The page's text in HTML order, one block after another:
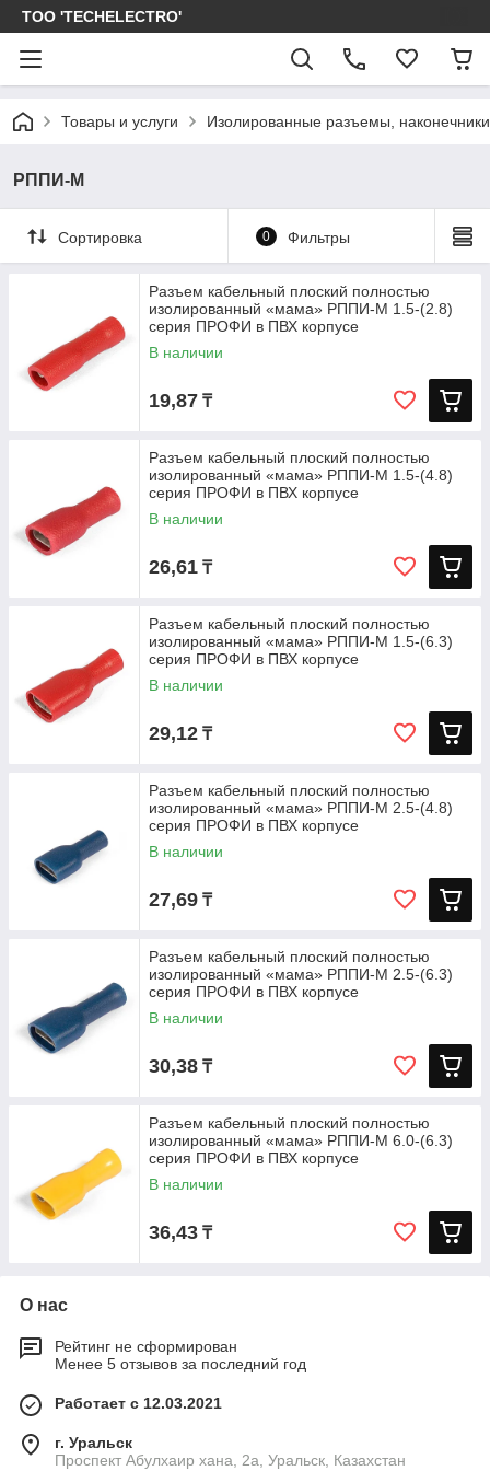
ТОО 'TECHELECTRO'
Товары и услуги Изолированные разъемы,
РППИ-М
Сортировка 0 Фильтры
Разъем кабельный плоский полностью
изолированный «мама» РППИ-М 1.5-(2.8)
серия ПРОФИ в ПВХ корпусе
В наличии
19,87 ₸
Разъем кабельный плоский полностью
изолированный «мама» РППИ-М 1.5-(4.8)
серия ПРОФИ в ПВХ корпусе
В наличии
26,61 ₸
Разъем кабельный плоский полностью
изолированный «мама» РППИ-М 1.5-(6.3)
серия ПРОФИ в ПВХ корпусе
В наличии
29,12 ₸
Разъем кабельный плоский полностью
изолированный «мама» РППИ-М 2.5-(4.8)
серия ПРОФИ в ПВХ корпусе
В наличии
27,69 ₸
Разъем кабельный плоский полностью
изолированный «мама» РППИ-М 2.5-(6.3)
серия ПРОФИ в ПВХ корпусе
В наличии
30,38 ₸
Разъем кабельный плоский полностью
изолированный «мама» РППИ-М 6.0-(6.3)
серия ПРОФИ в ПВХ корпусе
В наличии
36,43 ₸
О нас
Рейтинг не сформирован
Менее 5 отзывов за последний год
Работает с 12.03.2021
г. Уральск
Проспект Абулхаир хана, 2а, Уральск, Казахстан